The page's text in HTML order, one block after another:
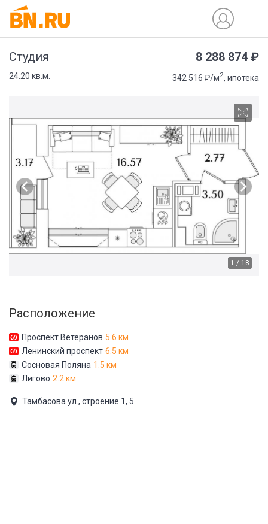
Студия 8 288 874 ₽
24.20 кв.м. 342 516 ₽/м2, ипотека
1 / 18
Расположение
Проспект Ветеранов 5.6 км
Ленинский проспект 6.5 км
Сосновая Поляна 1.5 км
Лигово 2.2 км
Тамбасова ул., строение 1, 5